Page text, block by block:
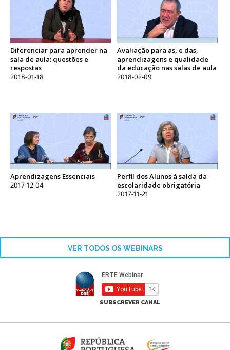
VER TODOS OS WEBINARS
SUBSCREVER CANAL
Diferenciar para aprender na
sala de aula: questões e
respostas
2018-01-18
Avaliação para as, e das,
aprendizagens e qualidade
da educação nas salas de aula
2018-02-09
Aprendizagens Essenciais
2017-12-04
Perfil dos Alunos à saída da
escolaridade obrigatória
2017-11-21